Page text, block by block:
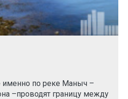
по реке Маныч –
–проводят границу между